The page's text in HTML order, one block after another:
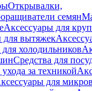
Открывалки,
семян
Аксессуары для
для вытяжек
холодильников
Средства для
за техникой
для